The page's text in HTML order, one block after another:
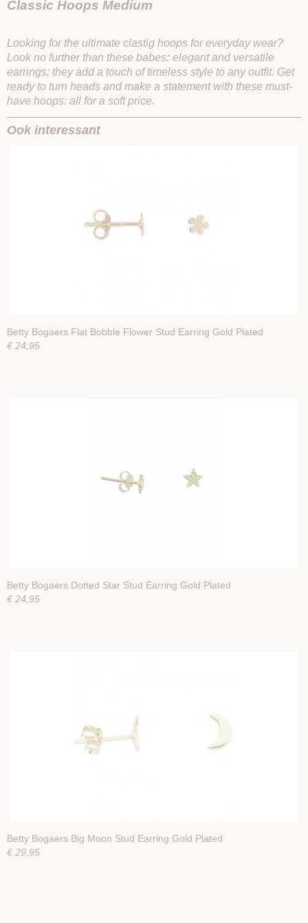
Classic Hoops Medium
Looking for the ultimate clastig hoops for everyday wear?
Look no further than these babes: elegant and versatile
earrings; they add a touch of timeless style to any outfit. Get
ready to turn heads and make a statement with these must-
have hoops: all for a soft price.
Ook interessant
Betty Bogaers Flat Bobble Flower Stud Earring Gold Plated
€ 24,95
Betty Bogaers Dotted Star Stud Earring Gold Plated
€ 24,95
Betty Bogaers Big Moon Stud Earring Gold Plated
€ 29,95